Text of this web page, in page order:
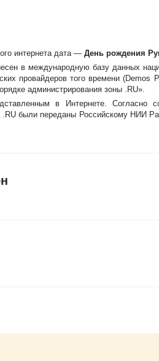
интернета дата — День рождения
в международную базу данных
провайдеров того времени (Demos
администрирования зоны .RU».
в Интернете. Согласно
были переданы Российскому НИИ